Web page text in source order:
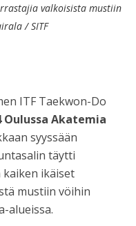
valkoisista mustiin
/ SITF
ITF Taekwon-Do
Oulussa Akatemia
syyssään
täytti
ikäiset
mustiin vöihin
alueissa.